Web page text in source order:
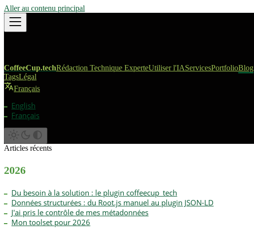
Aller au contenu principal
CoffeeCup.techRédaction Technique ExperteUtiliser l'IAServicesPortfolioBlog
TagsLégal
Français
English
Français
Articles récents
2026
Du besoin à la solution : le plugin coffeecup_tech
Données structurées : du Root.js manuel au plugin JSON-LD
J'ai pris le contrôle de mes métadonnées
Mon toolset pour 2026